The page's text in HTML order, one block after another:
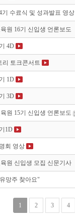
기 수료식 및 성과발표 영상
원 16기 신입생 언론보도
4D
리 토크콘서트
1D
3D
원 15기 신입생 언론보도
1D
회 영상
원 신입생 모집 신문기사
망주 찾아요"
1 2 3 4